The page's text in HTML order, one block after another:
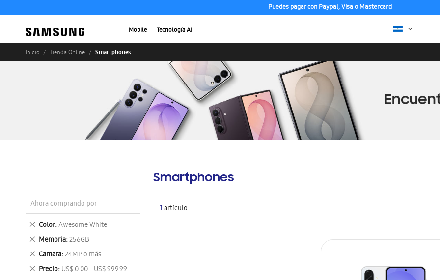
Puedes pagar con Paypal, Visa o Mastercard
Mobile Tecnología AI
Inicio Tienda Online Smartphones
Smartphones
1artículo
Ahora comprando por
Color Awesome White
Eliminar
este
artículo
Memoria 256GB
Eliminar
este
artículo
Camara 24MP o más
Eliminar
este
artículo
Precio US$ 0.00 - US$ 999.99
Eliminar